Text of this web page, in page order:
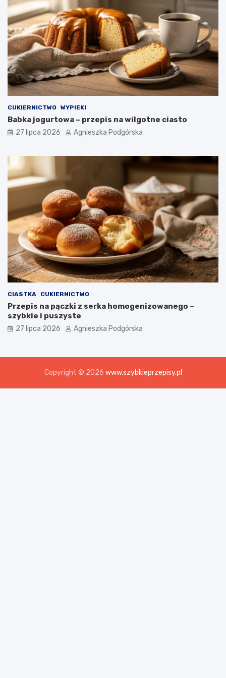
CUKIERNICTWO WYPIEKI
Babka jogurtowa – przepis na wilgotne ciasto
27 lipca 2026 Agnieszka Podgórska
CIASTKA CUKIERNICTWO
Przepis na pączki z serka homogenizowanego –
szybkie i puszyste
27 lipca 2026 Agnieszka Podgórska
Copyright © 2026 www.szybkieprzepisy.pl